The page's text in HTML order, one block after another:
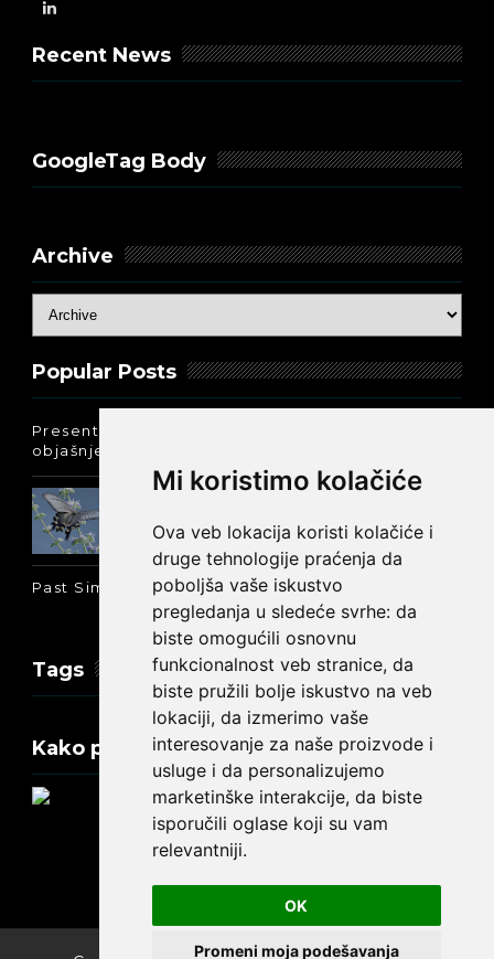
Mi koristimo kolačiće
Ova veb lokacija koristi kolačiće i
druge tehnologije praćenja da
poboljša vaše iskustvo
pregledanja u sledeće svrhe: da
biste omogućili osnovnu
funkcionalnost veb stranice, da
biste pružili bolje iskustvo na veb
lokaciji, da izmerimo vaše
interesovanje za naše proizvode i
usluge i da personalizujemo
marketinške interakcije, da biste
isporučili oglase koji su vam
relevantniji.
OK
Promeni moja podešavanja
Recent News
GoogleTag Body
Archive
Popular Posts
Present Perfect Simple - najjednostavnije
objašnjenje :-)
Past Simple i Past Continuous - razlika
Tags
Kako promeniti tekst na engleskom?
Update cookies preferences